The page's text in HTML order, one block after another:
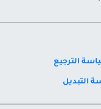
الترجيع
التبديل